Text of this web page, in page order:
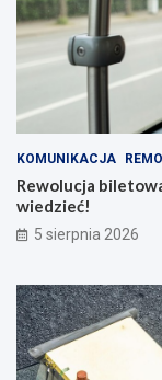
KOMUNIKACJA
Rewolucja
wiedzieć!
5 sierpnia 2026